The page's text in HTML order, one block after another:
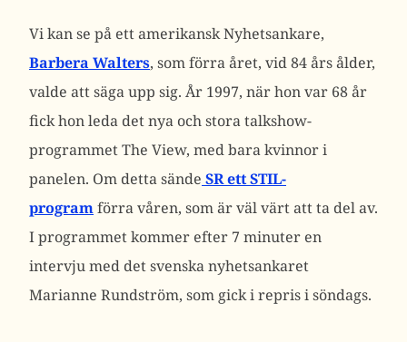
Vi kan se på ett amerikansk Nyhetsankare,
Barbera Walters, som förra året, vid 84 års ålder,
valde att säga upp sig. År 1997, när hon var 68 år
fick hon leda det nya och stora talkshow-
programmet The View, med bara kvinnor i
panelen. Om detta sände SR ett STIL-
programförra våren, som är väl värt att ta del av.
I programmet kommer efter 7 minuter en
intervju med det svenska nyhetsankaret
Marianne Rundström, som gick i repris i söndags.